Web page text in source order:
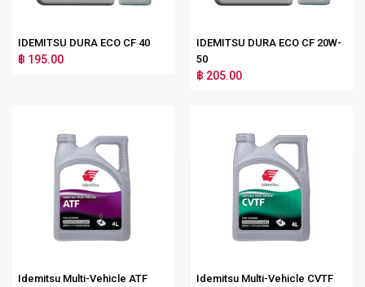
IDEMITSU DURA ECO CF 40
฿ 195.00
IDEMITSU DURA ECO CF 20W-
50
฿ 205.00
Idemitsu Multi-Vehicle ATF Idemitsu Multi-Vehicle CVTF